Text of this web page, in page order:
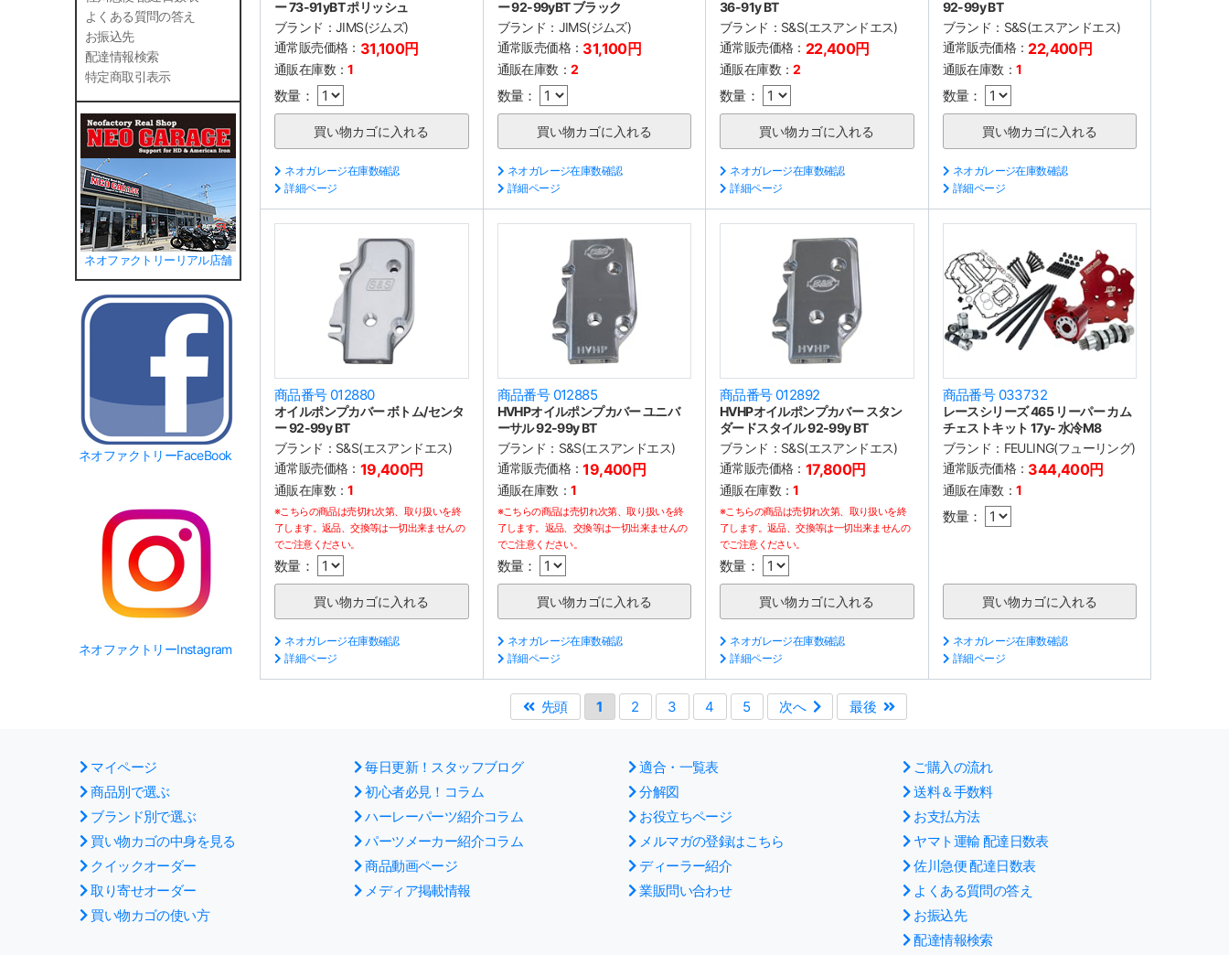
よくある質問の答え
お振込先
配達情報検索
特定商取引表示
ネオファクトリーリアル店舗
ネオファクトリーFaceBook
ネオファクトリーInstagram
ー 73-91yBT ポリッシュ
ブランド： JIMS(ジムズ)
通常販売価格： 31,100円
通販在庫数：1
数量：
ネオガレージ在庫数確認
詳細ページ
ー 92-99yBT ブラック
ブランド： JIMS(ジムズ)
通常販売価格： 31,100円
通販在庫数： 2
数量：
ネオガレージ在庫数確認
詳細ページ
36-91y BT
ブランド： S&S(エスアンドエス)
通常販売価格： 22,400円
通販在庫数：2
数量：
ネオガレージ在庫数確認
詳細ページ
92-99y BT
ブランド： S&S(エスアンドエス)
通常販売価格： 22,400円
通販在庫数： 1
数量：
ネオガレージ在庫数確認
詳細ページ
商品番号 012880
オイルポンプカバー ボトム/センタ
ー 92-99y BT
ブランド： S&S(エスアンドエス)
通常販売価格： 19,400円
通販在庫数：1
※こちらの商品は売切れ次第、取り扱いを終
了します。返品、交換等は一切出来ませんの
でご注意ください。
数量：
ネオガレージ在庫数確認
詳細ページ
商品番号 012885
HVHPオイルポンプカバー ユニバ
ーサル 92-99y BT
ブランド： S&S(エスアンドエス)
通常販売価格：19,400円
通販在庫数： 1
※こちらの商品は売切れ次第、取り扱いを終
了します。返品、交換等は一切出来ませんの
でご注意ください。
数量：
ネオガレージ在庫数確認
詳細ページ
商品番号 012892
HVHPオイルポンプカバー スタン
ダードスタイル 92-99y BT
ブランド： S&S(エスアンドエス)
通常販売価格： 17,800円
通販在庫数：1
※こちらの商品は売切れ次第、取り扱いを終
了します。返品、交換等は一切出来ませんの
でご注意ください。
数量：
ネオガレージ在庫数確認
詳細ページ
商品番号 033732
レースシリーズ 465 リーパー カム
チェストキット 17y- 水冷M8
ブランド： FEULING(フューリング)
通常販売価格： 344,400円
通販在庫数： 1
数量：
ネオガレージ在庫数確認
詳細ページ
先頭 1 2 3 4 5 次へ 最後
マイページ
商品別で選ぶ
ブランド別で選ぶ
買い物カゴの中身を見る
クイックオーダー
取り寄せオーダー
買い物カゴの使い方
毎日更新！スタッフブログ
初心者必見！コラム
ハーレーパーツ紹介コラム
パーツメーカー紹介コラム
商品動画ページ
メディア掲載情報
適合・一覧表
分解図
お役立ちページ
メルマガの登録はこちら
ディーラー紹介
業販問い合わせ
ご購入の流れ
送料＆手数料
お支払方法
ヤマト運輸 配達日数表
佐川急便 配達日数表
よくある質問の答え
お振込先
配達情報検索